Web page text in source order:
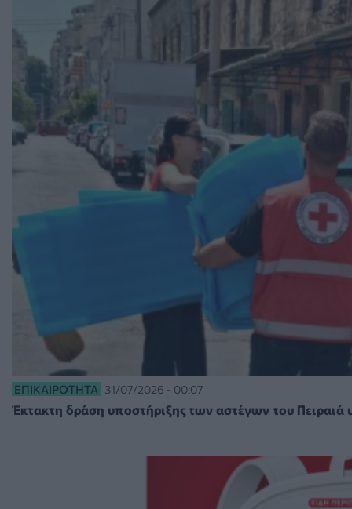
ΕΠΙΚΑΙΡΌΤΗΤΑ 31/07/2026 - 00:07
Έκτακτη δράση υποστήριξης των αστέγων του Πειραιά